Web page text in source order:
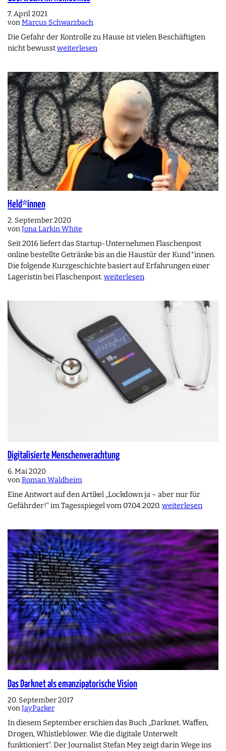
7. April 2021
vonMarcus Schwarzbach
Die Gefahr der Kontrolle zu Hause ist vielen Beschäftigten
nicht bewusstweiterlesen
Held*innen
2. September 2020
vonJona Larkin White
Seit 2016 liefert das Startup-Unternehmen Flaschenpost
online bestellte Getränke bis an die Haustür der Kund*innen.
Die folgende Kurzgeschichte basiert auf Erfahrungen einer
Lageristin bei Flaschenpost.weiterlesen
Digitalisierte Menschenverachtung
6. Mai 2020
vonRoman Waldheim
Eine Antwort auf den Artikel „Lockdown ja – aber nur für
Gefährder!“ im Tagesspiegel vom 07.04.2020.weiterlesen
Das Darknet als emanzipatorische Vision
20. September 2017
vonJayParker
In diesem September erschien das Buch „Darknet. Waffen,
Drogen, Whistleblower. Wie die digitale Unterwelt
funktioniert“. Der Journalist Stefan Mey zeigt darin Wege ins